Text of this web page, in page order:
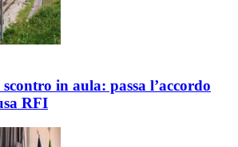
in aula: passa l’accordo
RFI